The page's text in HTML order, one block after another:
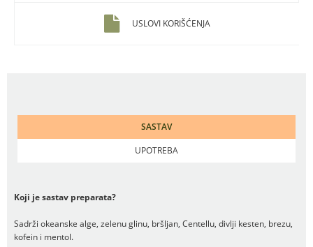
USLOVI KORIŠĆENJA
SASTAV
UPOTREBA
Koji je sastav preparata?
Sadrži okeanske alge, zelenu glinu, bršljan, Centellu, divlji kesten, brezu,
kofein i mentol.